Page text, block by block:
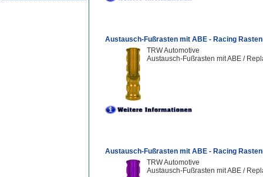
Austausch-Fußrasten mit ABE - Racing
TRW Automotive
Austausch-Fußrasten mit ABE /
Austausch-Fußrasten mit ABE - Racing
TRW Automotive
Austausch-Fußrasten mit ABE /